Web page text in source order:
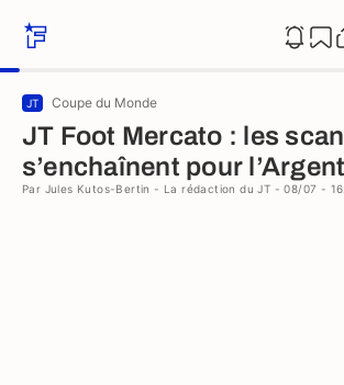
JT Coupe du Monde
JT Foot Mercato : les
s’enchaînent pour
Par Jules Kutos-Bertin - La rédaction du JT - 08/07 -